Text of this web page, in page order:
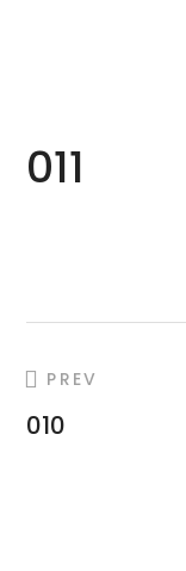
011
PREV
010